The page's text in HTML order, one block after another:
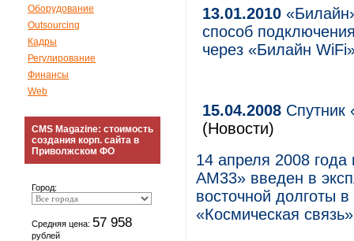
Оборудование
Outsourcing
Кадры
Регулирование
Финансы
Web
CMS Magazine: стоимость
создания корп. сайта в
Приволжском ФО
Город:
Средняя цена: 57 958
рублей
13.01.2010
способ
через «Билайн
15.04.2008 Спутник
(Новости)
14 апреля 2008 года
АМ33» введен в
восточной долготы
«Космическая